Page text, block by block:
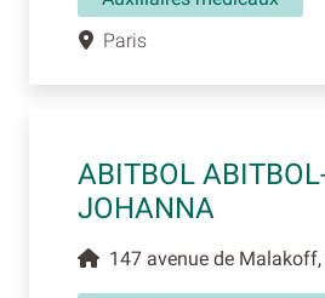
Paris
ABITBOL
JOHANNA
147 avenue de